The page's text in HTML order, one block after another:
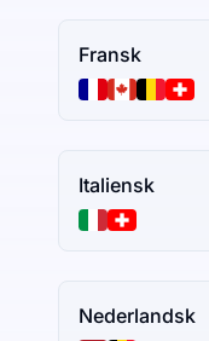
Fransk
Italiensk
Nederlandsk